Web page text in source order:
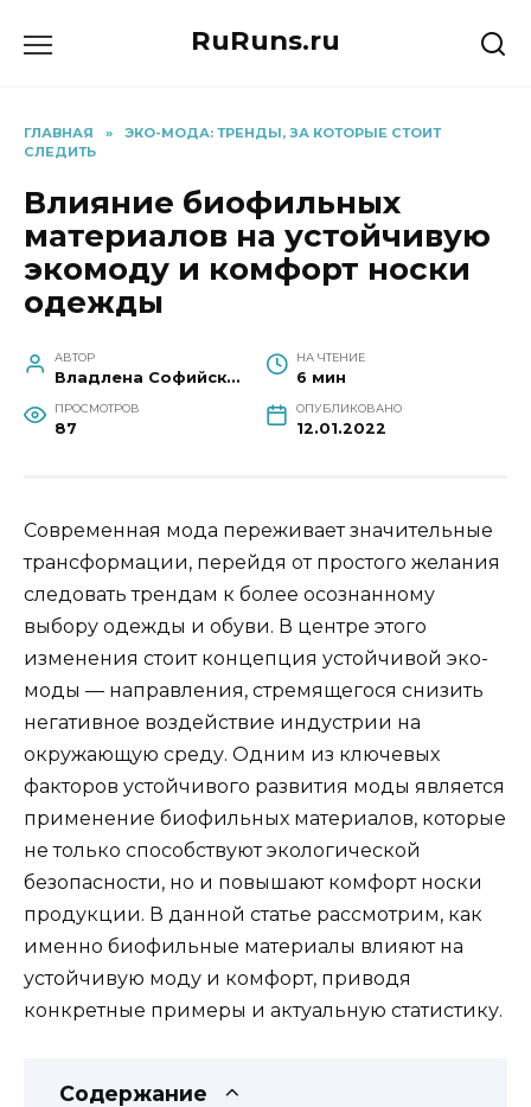
RuRuns.ru
ГЛАВНАЯ »
ЭКО-МОДА: ТРЕНДЫ, ЗА КОТОРЫЕ СТОИТ
СЛЕДИТЬ
Влияние биофильных
материалов на устойчивую
экомоду и комфорт носки
одежды
АВТОР
Владлена Софийская
НА ЧТЕНИЕ
6 мин
ПРОСМОТРОВ
87
ОПУБЛИКОВАНО
12.01.2022
Современная мода переживает значительные
трансформации, перейдя от простого желания
следовать трендам к более осознанному
выбору одежды и обуви. В центре этого
изменения стоит концепция устойчивой эко-
моды — направления, стремящегося снизить
негативное воздействие индустрии на
окружающую среду. Одним из ключевых
факторов устойчивого развития моды является
применение биофильных материалов, которые
не только способствуют экологической
безопасности, но и повышают комфорт носки
продукции. В данной статье рассмотрим, как
именно биофильные материалы влияют на
устойчивую моду и комфорт, приводя
конкретные примеры и актуальную статистику.
Содержание